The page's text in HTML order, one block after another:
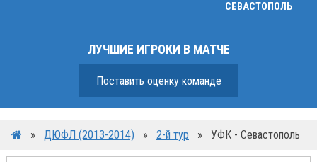
СЕВАСТОПОЛЬ
ЛУЧШИЕ ИГРОКИ В МАТЧЕ
Поставить оценку команде
» ДЮФЛ (2013-2014) » 2-й тур » УФК - Севастополь